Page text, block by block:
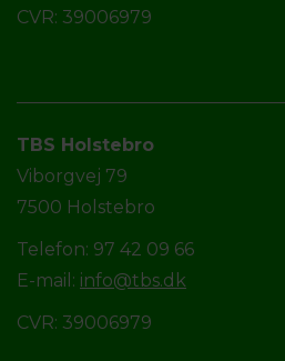
CVR: 39006979
TBS Holstebro
Viborgvej 79
7500 Holstebro
Telefon: 97 42 09 66
E-mail: info@tbs.dk
CVR: 39006979